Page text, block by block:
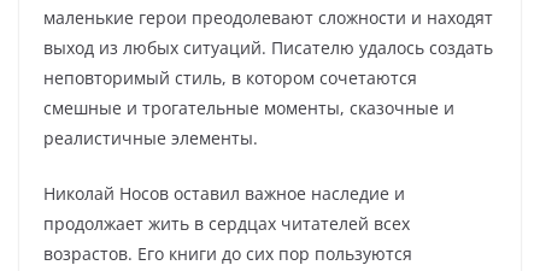
маленькие герои преодолевают сложности и находят
выход из любых ситуаций. Писателю удалось создать
неповторимый стиль, в котором сочетаются
смешные и трогательные моменты, сказочные и
реалистичные элементы.
Николай Носов оставил важное наследие и
продолжает жить в сердцах читателей всех
возрастов. Его книги до сих пор пользуются